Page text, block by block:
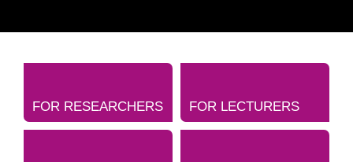
FOR RESEARCHERS FOR LECTURERS